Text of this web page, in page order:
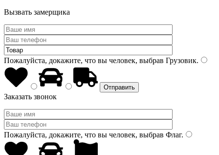
Вызвать замерщика
Пожалуйста, докажите, что вы человек, выбрав Грузовик.
Заказать звонок
Пожалуйста, докажите, что вы человек, выбрав Флаг.